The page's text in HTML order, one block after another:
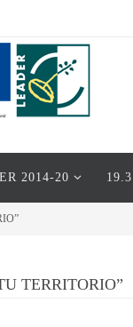
2014-20
TERRITORIO”